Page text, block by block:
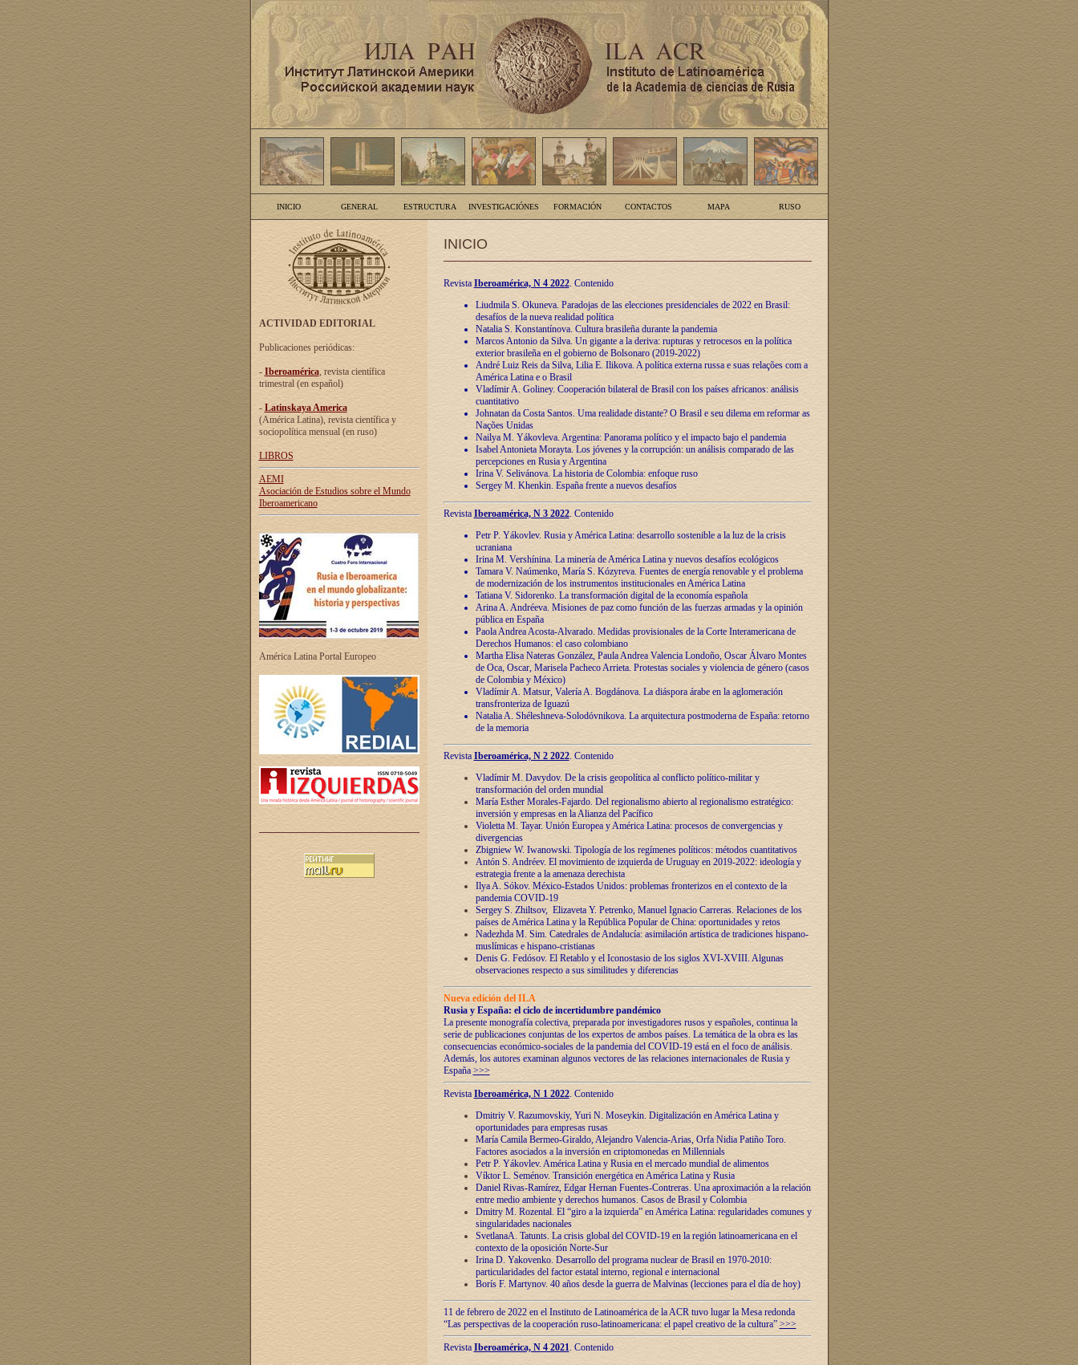
INICIO GENERAL ESTRUCTURA INVESTIGACIÓNES FORMACIÓN CONTACTOS MAPA RUSO
ACTIVIDAD EDITORIAL
Publicaciones periódicas:
- Iberoamérica, revista científica
trimestral (en español)
- Latinskaya America
(América Latina), revista científica y
sociopolítica mensual (en ruso)
LIBROS
AEMI
Asociación de Estudios sobre el Mundo
Iberoamericano
América Latina Portal Europeo
INICIO
Revista Iberoamérica, N 4 2022. Contenido
Liudmila S. Okuneva. Paradojas de las elecciones presidenciales de 2022 en Brasil:
desafíos de la nueva realidad política
Natalia S. Konstantínova. Cultura brasileña durante la pandemia
Marcos Antonio da Silva. Un gigante a la deriva: rupturas y retrocesos en la política
exterior brasileña en el gobierno de Bolsonaro (2019-2022)
André Luiz Reis da Silva, Lilia E. Ilikova. A política externa russa e suas relações com a
América Latina e o Brasil
Vladímir A. Goliney. Cooperación bilateral de Brasil con los países africanos: análisis
cuantitativo
Johnatan da Costa Santos. Uma realidade distante? O Brasil e seu dilema em reformar as
Nações Unidas
Nailya M. Yákovleva. Argentina: Panorama político y el impacto bajo el pandemia
Isabel Antonieta Morayta. Los jóvenes y la corrupción: un análisis comparado de las
percepciones en Rusia y Argentina
Irina V. Selivánova. La historia de Colombia: enfoque ruso
Sergey M. Khenkin. España frente a nuevos desafíos
Revista Iberoamérica, N 3 2022. Contenido
Petr P. Yákovlev. Rusia y América Latina: desarrollo sostenible a la luz de la crisis
ucraniana
Irina M. Vershínina. La minería de América Latina y nuevos desafíos ecológicos
Tamara V. Naúmenko, María S. Kózyreva. Fuentes de energía renovable y el problema
de modernización de los instrumentos institucionales en América Latina
Tatiana V. Sidorenko. La transformación digital de la economía española
Arina A. Andréeva. Misiones de paz como función de las fuerzas armadas y la opinión
pública en España
Paola Andrea Acosta-Alvarado. Medidas provisionales de la Corte Interamericana de
Derechos Humanos: el caso colombiano
Martha Elisa Nateras González, Paula Andrea Valencia Londoño, Oscar Álvaro Montes
de Oca, Oscar, Marisela Pacheco Arrieta. Protestas sociales y violencia de género (casos
de Colombia y México)
Vladímir A. Matsur, Valería A. Bogdánova. La diáspora árabe en la aglomeración
transfronteriza de Iguazú
Natalia A. Shéleshneva-Solodóvnikova. La arquitectura postmoderna de España: retorno
de la memoria
Revista Iberoamérica, N 2 2022. Contenido
Vladímir M. Davydov. De la crisis geopolítica al conflicto político-militar y
transformación del orden mundial
María Esther Morales-Fajardo. Del regionalismo abierto al regionalismo estratégico:
inversión y empresas en la Alianza del Pacífico
Violetta M. Tayar. Unión Europea y América Latina: procesos de convergencias y
divergencias
Zbigniew W. Iwanowski. Tipología de los regímenes políticos: métodos cuantitativos
Antón S. Andréev. El movimiento de izquierda de Uruguay en 2019-2022: ideología y
estrategia frente a la amenaza derechista
Ilya A. Sókov. México-Estados Unidos: problemas fronterizos en el contexto de la
pandemia COVID-19
Sergey S. Zhiltsov, Elizaveta Y. Petrenko, Manuel Ignacio Carreras. Relaciones de los
países de América Latina y la República Popular de China: oportunidades y retos
Nadezhda M. Sim. Catedrales de Andalucía: asimilación artística de tradiciones hispano-
muslímicas e hispano-cristianas
Denis G. Fedósov. El Retablo y el Iconostasio de los siglos XVI-XVIII. Algunas
observaciones respecto a sus similitudes y diferencias
Nueva edición del ILA
Rusia y España: el ciclo de incertidumbre pandémico
La presente monografía colectiva, preparada por investigadores rusos y españoles, continua la
serie de publicaciones conjuntas de los expertos de ambos países. La temática de la obra es las
consecuencias económico-sociales de la pandemia del COVID-19 está en el foco de análisis.
Además, los autores examinan algunos vectores de las relaciones internacionales de Rusia y
España >>>
Revista Iberoamérica, N 1 2022. Contenido
Dmitriy V. Razumovskiy, Yuri N. Moseykin. Digitalización en América Latina y
oportunidades para empresas rusas
María Camila Bermeo-Giraldo, Alejandro Valencia-Arias, Orfa Nidia Patiño Toro.
Factores asociados a la inversión en criptomonedas en Millennials
Petr P. Yákovlev. América Latina y Rusia en el mercado mundial de alimentos
Víktor L. Seménov. Transición energética en América Latina y Rusia
Daniel Rivas-Ramírez, Edgar Hernan Fuentes-Contreras. Una aproximación a la relación
entre medio ambiente y derechos humanos. Casos de Brasil y Colombia
Dmitry M. Rozental. El “giro a la izquierda” en América Latina: regularidades comunes y
singularidades nacionales
SvetlanaA. Tatunts. La crisis global del COVID-19 en la región latinoamericana en el
contexto de la oposición Norte-Sur
Irina D. Yakovenko. Desarrollo del programa nuclear de Brasil en 1970-2010:
particularidades del factor estatal interno, regional e internacional
Borís F. Martynov. 40 años desde la guerra de Malvinas (lecciones para el día de hoy)
11 de febrero de 2022 en el Instituto de Latinoamérica de la ACR tuvo lugar la Mesa redonda
“Las perspectivas de la cooperación ruso-latinoamericana: el papel creativo de la cultura” >>>
Revista Iberoamérica, N 4 2021. Contenido